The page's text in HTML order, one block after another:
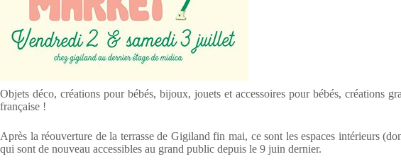
Objets déco, créations pour bébés, bijoux, jouets et accessoires pour bébés, créations
française !
Après la réouverture de la terrasse de Gigiland fin mai, ce sont les espaces intérieurs
qui sont de nouveau accessibles au grand public depuis le 9 juin dernier.